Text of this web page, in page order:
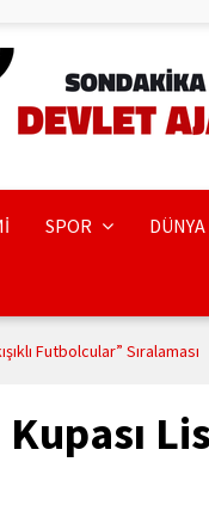
SPOR DÜNYA
Futbolcular” Sıralaması